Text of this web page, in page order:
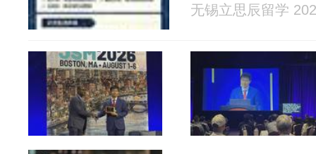
无锡立思辰留学